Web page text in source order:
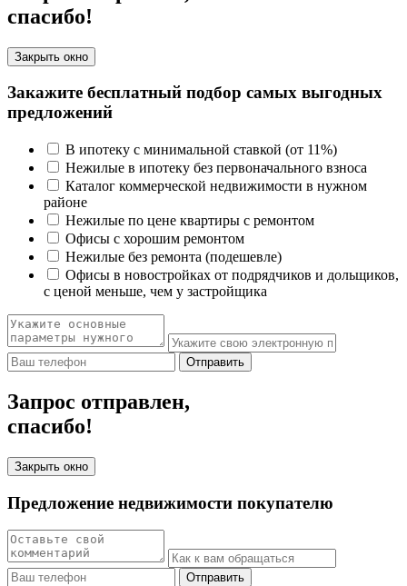
спасибо!
Закрыть окно
Закажите бесплатный подбор самых выгодных
предложений
В ипотеку с минимальной ставкой (от 11%)
Нежилые в ипотеку без первоначального взноса
Каталог коммерческой недвижимости в нужном
районе
Нежилые по цене квартиры с ремонтом
Офисы с хорошим ремонтом
Нежилые без ремонта (подешевле)
Офисы в новостройках от подрядчиков и дольщиков,
с ценой меньше, чем у застройщика
Отправить
Запрос отправлен,
спасибо!
Закрыть окно
Предложение недвижимости покупателю
Отправить